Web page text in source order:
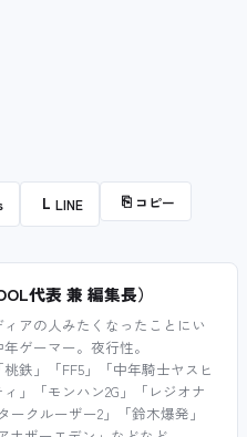
L LINE ⎘ コピー
代表 兼 編集長）
アの人みたくなったことにい
ゲーマー。夜行性。
鉄」「FF5」「中年騎士ヤスヒ
」「モンハン2G」「レジオナ
ークルーザー2」「鈴木爆発」